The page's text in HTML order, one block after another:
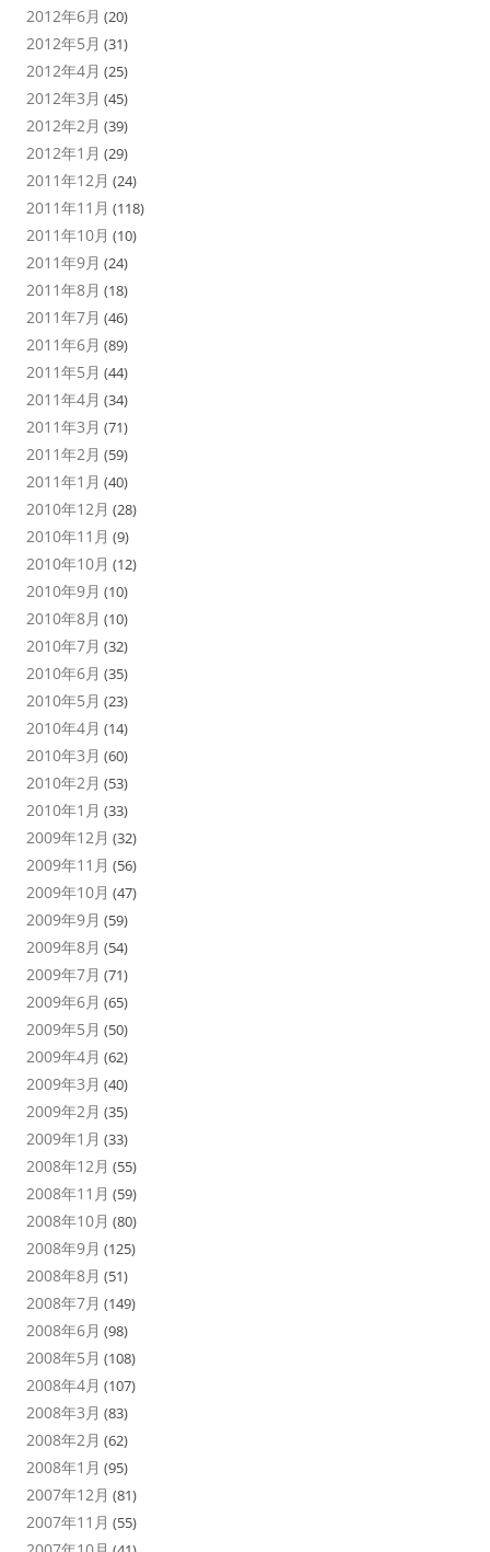
2012年6月 (20)
2012年5月 (31)
2012年4月 (25)
2012年3月 (45)
2012年2月 (39)
2012年1月 (29)
2011年12月 (24)
2011年11月 (118)
2011年10月 (10)
2011年9月 (24)
2011年8月 (18)
2011年7月 (46)
2011年6月 (89)
2011年5月 (44)
2011年4月 (34)
2011年3月 (71)
2011年2月 (59)
2011年1月 (40)
2010年12月 (28)
2010年11月 (9)
2010年10月 (12)
2010年9月 (10)
2010年8月 (10)
2010年7月 (32)
2010年6月 (35)
2010年5月 (23)
2010年4月 (14)
2010年3月 (60)
2010年2月 (53)
2010年1月 (33)
2009年12月 (32)
2009年11月 (56)
2009年10月 (47)
2009年9月 (59)
2009年8月 (54)
2009年7月 (71)
2009年6月 (65)
2009年5月 (50)
2009年4月 (62)
2009年3月 (40)
2009年2月 (35)
2009年1月 (33)
2008年12月 (55)
2008年11月 (59)
2008年10月 (80)
2008年9月 (125)
2008年8月 (51)
2008年7月 (149)
2008年6月 (98)
2008年5月 (108)
2008年4月 (107)
2008年3月 (83)
2008年2月 (62)
2008年1月 (95)
2007年12月 (81)
2007年11月 (55)